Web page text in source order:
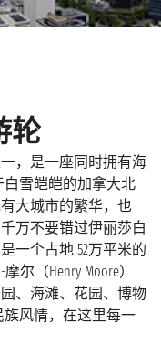
轮
，是一座同时拥有海
雪皑皑的加拿大北
大城市的繁华，也
万不要错过伊丽莎白
是一个占地 52万平米的
（Henry Moore）
、海滩、花园、博物
风情，在这里每一